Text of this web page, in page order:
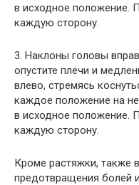
в исходное положение.
каждую сторону.
3. Наклоны головы
опустите плечи и
влево, стремясь
каждое положение на
в исходное положение.
каждую сторону.
Кроме растяжки, также
предотвращения болей